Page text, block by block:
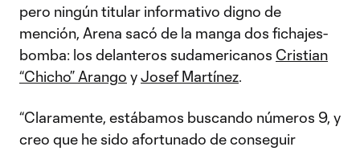
pero ningún titular informativo digno de
mención, Arena sacó de la manga dos fichajes-
bomba: los delanteros sudamericanos Cristian
“Chicho” Arango yJosef Martínez.
“Claramente, estábamos buscando números 9, y
creo que he sido afortunado de conseguir